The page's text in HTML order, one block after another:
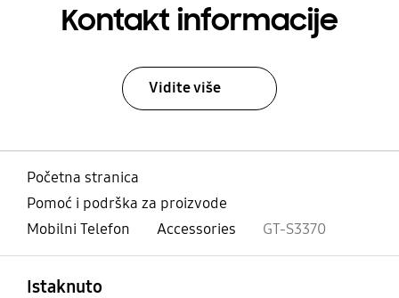
Kontakt informacije
Vidite više
Početna stranica
Pomoć i podrška za proizvode
Mobilni Telefon
Accessories GT-S3370
Istaknuto